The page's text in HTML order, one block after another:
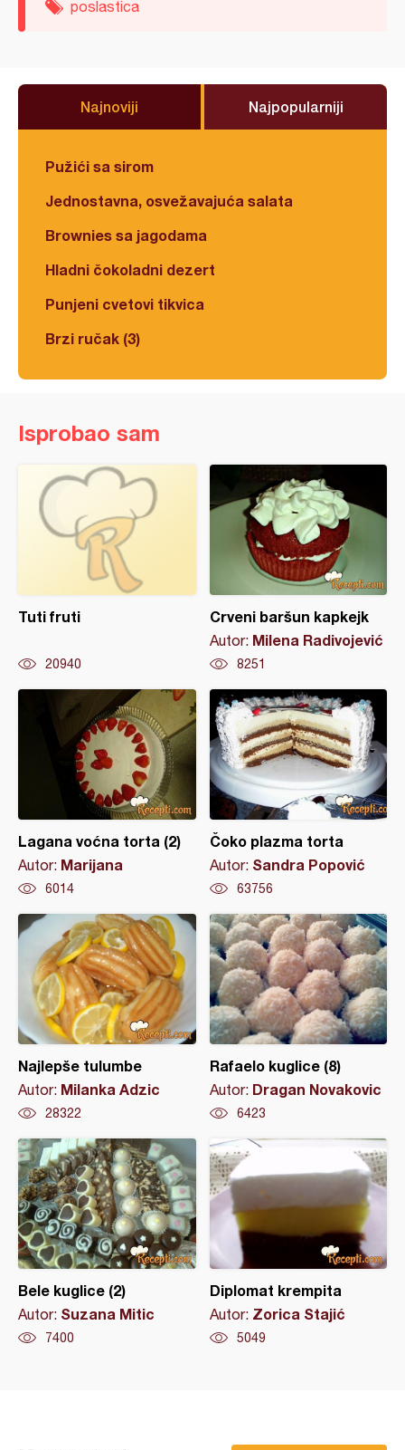
poslastica
Najnoviji Najpopularniji
Pužići sa sirom
Jednostavna, osvežavajuća salata
Brownies sa jagodama
Hladni čokoladni dezert
Punjeni cvetovi tikvica
Brzi ručak (3)
Isprobao sam
Tuti fruti
20940
Crveni baršun kapkejk
Autor: Milena Radivojević
8251
Lagana voćna torta (2)
Autor: Marijana
6014
Čoko plazma torta
Autor: Sandra Popović
63756
Najlepše tulumbe
Autor: Milanka Adzic
28322
Rafaelo kuglice (8)
Autor: Dragan Novakovic
6423
Bele kuglice (2)
Autor: Suzana Mitic
7400
Diplomat krempita
Autor: Zorica Stajić
5049